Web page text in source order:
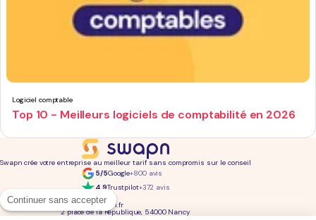
Continuer sans accepter
Logiciel comptable
Top 10 - Meilleurs logiciels de comptabilité en 2026
Swapn crée votre entreprise au meilleur tarif sans compromis sur le conseil
5/5Google+800 avis
4,9Trustpilot+372 avis
01 76 31 04 86
bonjour@swapn.fr
2 place de la République, 54000 Nancy